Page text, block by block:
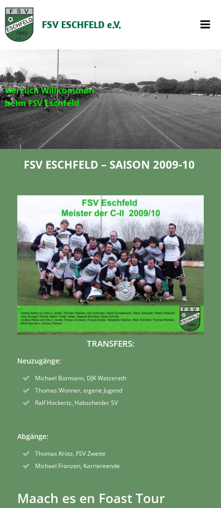
springen
FSV ESCHFELD e.V.
Herzlich Willkommen
beim FSV Eschfeld
FSV ESCHFELD – SAISON 2009-10
TRANSFERS:
Neuzugänge:
Michael Bormann, DJK Watzerath
Thomas Wonner, eigene Jugend
Ralf Hockertz, Habscheider SV
Abgänge:
Thomas Krötz, FSV Zweite
Michael Franzen, Karriereende
Maach es en Foast Tour